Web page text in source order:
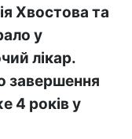
Хвостова та
у
лікар.
завершення
4 років у